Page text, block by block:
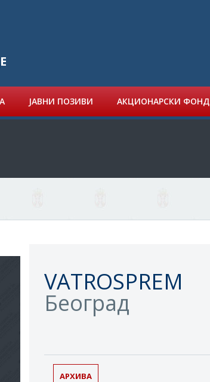
ЈАВНИ ПОЗИВИ АКЦИОНАРСКИ ФОНД
VATROSPREM
Београд
АРХИВА